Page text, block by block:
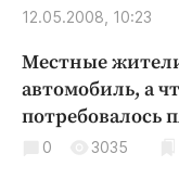
Народные
Криминал
Культура
12.05.2008, 10:23
Местные
автомобиль, а
потребовалось
0 3035